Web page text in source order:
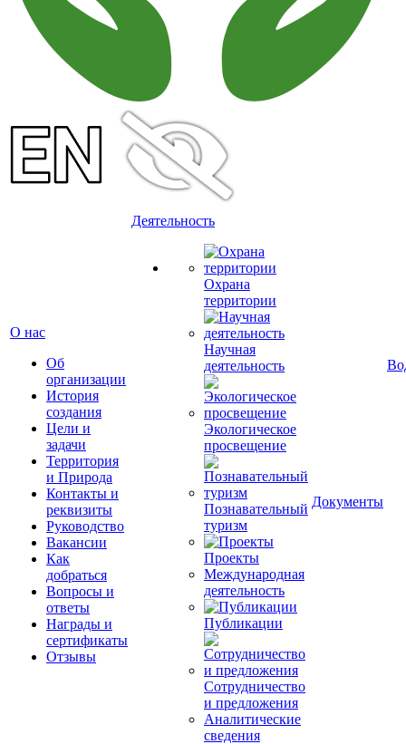
О нас
Об
организации
История
создания
Цели и
задачи
Территория
и Природа
Контакты и
реквизиты
Руководство
Вакансии
Как
добраться
Вопросы и
ответы
Награды и
сертификаты
Отзывы
Деятельность
Охрана
территории
Научная
деятельность
Экологическое
просвещение
Познавательный
туризм
Проекты
Международная
деятельность
Публикации
Сотрудничество
и предложения
Аналитические
сведения
Документы